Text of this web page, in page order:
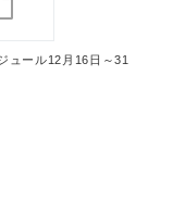
ュール12月16日～31